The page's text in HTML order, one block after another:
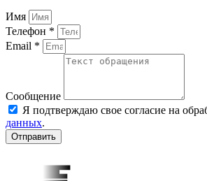
Имя
Телефон *
Email *
Сообщение
Я подтверждаю свое согласие на
данных.
Отправить